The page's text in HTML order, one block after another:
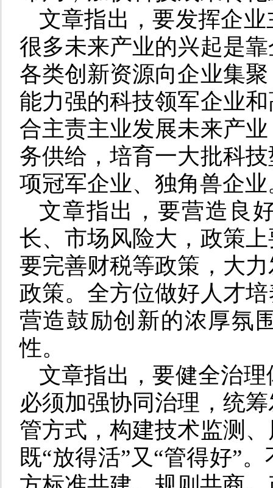
文章指出，要发挥企
很多未来产业的兴起是
各类创新资源向企业集
能力强的科技领军企业
合主责主业发展未来产
务供给，培育一大批科
项冠军企业、独角兽企业
文章指出，要营造良
长、市场风险大，政策
要完善财税等政策，大
政策。全方位做好人才
营造鼓励创新的浓厚氛
性。
文章指出，要健全治
必须加强协同治理，统
管方式，构建技术监测
既“放得活”又“管得好”